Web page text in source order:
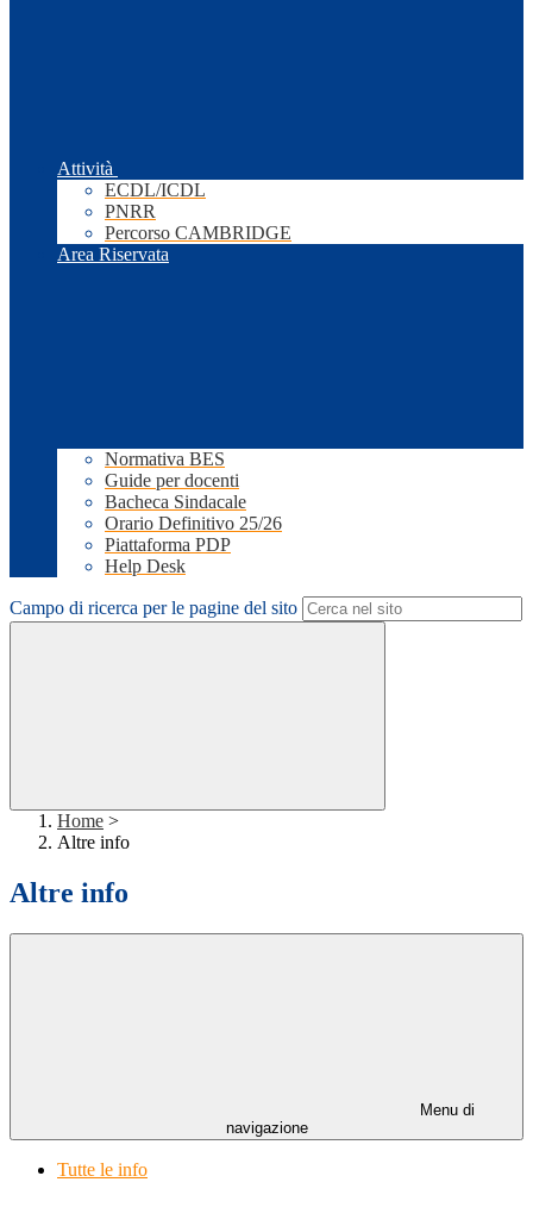
Attività
ECDL/ICDL
PNRR
Percorso CAMBRIDGE
Area Riservata
Normativa BES
Guide per docenti
Bacheca Sindacale
Orario Definitivo 25/26
Piattaforma PDP
Help Desk
Campo di ricerca per le pagine del sito
Home >
Altre info
Altre info
Menu di
navigazione
Tutte le info